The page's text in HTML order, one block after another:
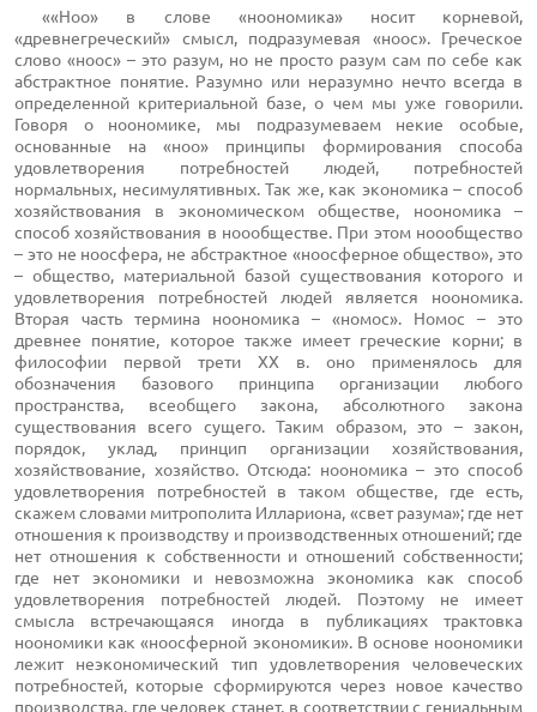
««Ноо» в слове «ноономика» носит корневой,
«древнегреческий» смысл, подразумевая «ноос». Греческое
слово «ноос» – это разум, но не просто разум сам по себе как
абстрактное понятие. Разумно или неразумно нечто всегда в
определенной критериальной базе, о чем мы уже говорили.
Говоря о ноономике, мы подразумеваем некие особые,
основанные на «ноо» принципы формирования способа
удовлетворения потребностей людей, потребностей
нормальных, несимулятивных. Так же, как экономика – способ
хозяйствования в экономическом обществе, ноономика –
способ хозяйствования в ноообществе. При этом ноообщество
– это не ноосфера, не абстрактное «ноосферное общество», это
– общество, материальной базой существования которого и
удовлетворения потребностей людей является ноономика.
Вторая часть термина ноономика – «номос». Номос – это
древнее понятие, которое также имеет греческие корни; в
философии первой трети XX в. оно применялось для
обозначения базового принципа организации любого
пространства, всеобщего закона, абсолютного закона
существования всего сущего. Таким образом, это – закон,
порядок, уклад, принцип организации хозяйствования,
хозяйствование, хозяйство. Отсюда: ноономика – это способ
удовлетворения потребностей в таком обществе, где есть,
скажем словами митрополита Иллариона, «свет разума»; где нет
отношения к производству и производственных отношений; где
нет отношения к собственности и отношений собственности;
где нет экономики и невозможна экономика как способ
удовлетворения потребностей людей. Поэтому не имеет
смысла встречающаяся иногда в публикациях трактовка
ноономики как «ноосферной экономики». В основе ноономики
лежит неэкономический тип удовлетворения человеческих
потребностей, которые сформируются через новое качество
производства, где человек станет, в соответствии с гениальным